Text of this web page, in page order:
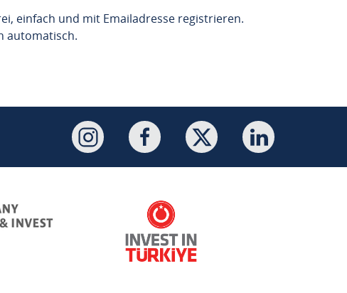
einfach und mit Emailadresse registrieren.
automatisch.